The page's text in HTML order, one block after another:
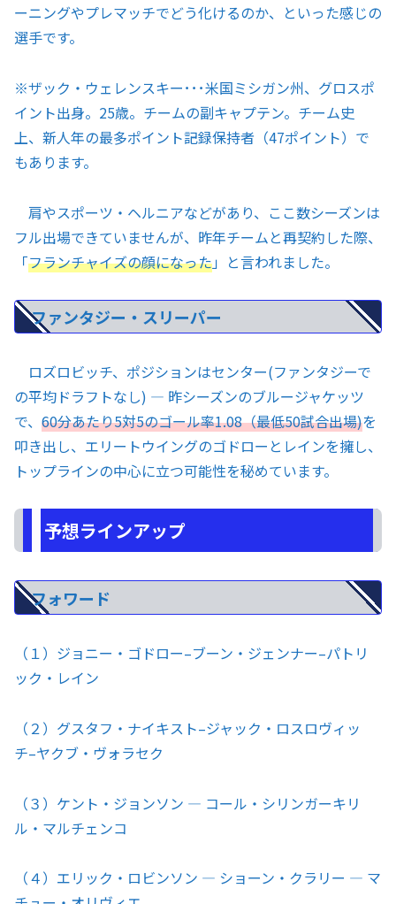
ーニングやプレマッチでどう化けるのか、といった感じの
選手です。
※ザック・ウェレンスキー･･･米国ミシガン州、グロスポ
イント出身。25歳。チームの副キャプテン。チーム史
上、新人年の最多ポイント記録保持者（47ポイント）で
もあります。
肩やスポーツ・ヘルニアなどがあり、ここ数シーズンは
フル出場できていませんが、昨年チームと再契約した際、
「フランチャイズの顔になった」と言われました。
ファンタジー・スリーパー
ロズロビッチ、ポジションはセンター(ファンタジーで
の平均ドラフトなし) — 昨シーズンのブルージャケッツ
で、 60分あたり5対5のゴール率1.08（最低50試合出場)を
叩き出し、エリートウイングのゴドローとレインを擁し、
トップラインの中心に立つ可能性を秘めています。
予想ラインアップ
フォワード
（１）ジョニー・ゴドロー–ブーン・ジェンナー–パトリ
ック・レイン
（２）グスタフ・ナイキスト–ジャック・ロスロヴィッ
チ–ヤクブ・ヴォラセク
（３）ケント・ジョンソン — コール・シリンガーキリ
ル・マルチェンコ
（４）エリック・ロビンソン — ショーン・クラリー — マ